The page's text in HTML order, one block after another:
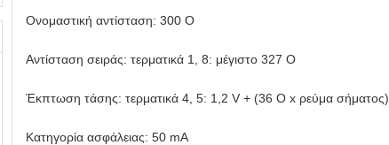
Ονομαστική αντίσταση: 300 O
Αντίσταση σειράς: τερματικά 1, 8: μέγιστο 327 O
Έκπτωση τάσης: τερματικά 4, 5: 1,2 V + (36 O x ρεύμα σήματος)
Κατηγορία ασφάλειας: 50 mA